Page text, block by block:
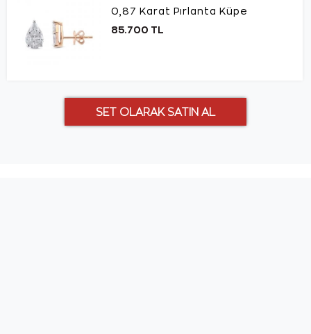
0,87 Karat Pırlanta Küpe
85.700 TL